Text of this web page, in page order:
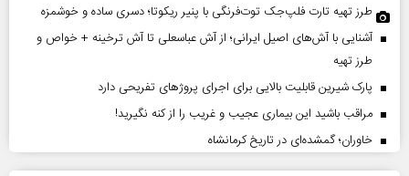
طرز تهیه تارت فلپ‌جک توت‌فرنگی با پنیر ریکوتا؛ دسری ساده و خوشمزه
آشنایی با آش‌های اصیل ایرانی؛ از آش عباسعلی تا آش ترخینه + خواص و
طرز تهیه
پارک شیرین قابلیت‌ بالایی برای اجرای پروژهای تفریحی دارد
مراقب باشید این بیماری عجیب و غریب را از کنه نگیرید!
خاوران؛ گمشده‌ای در تاریخ کرمانشاه